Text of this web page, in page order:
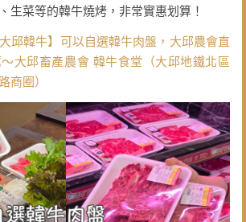
生菜等的韓牛燒烤，非常實惠划算！
邱韓牛】可以自選韓牛肉盤，大邱農會直
大邱畜產農會 韓牛食堂（大邱地鐵北區
商圈）